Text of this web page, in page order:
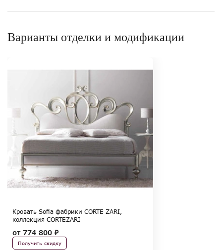
Варианты отделки и модификации
Кровать Sofia фабрики CORTE ZARI,
коллекция CORTEZARI
от774 800 ₽
Получить скидку